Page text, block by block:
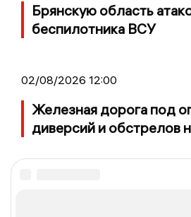
Брянскую область
беспилотника ВСУ
02/08/2026 12:00
Железная дорога под
диверсий и обстрелов